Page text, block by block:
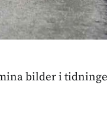
bilder i